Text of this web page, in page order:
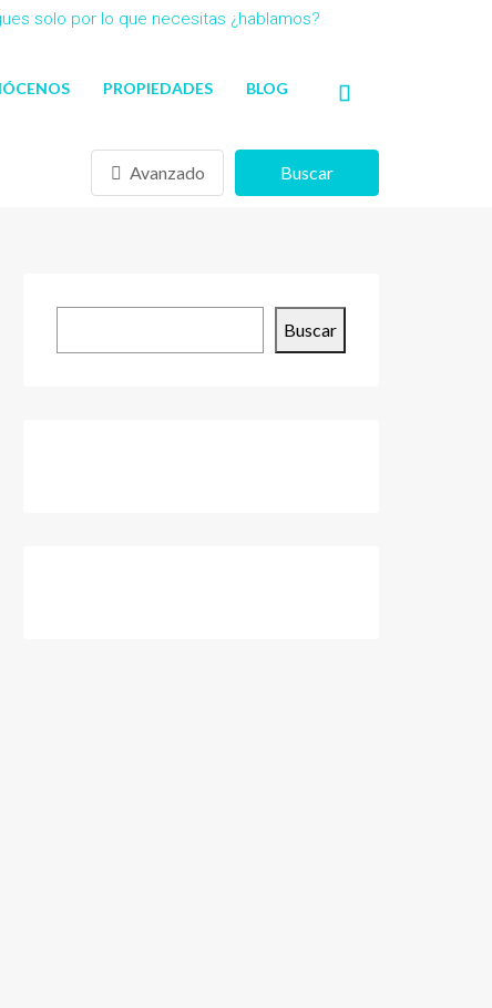
solo por lo que necesitas ¿hablamos?
PROPIEDADES BLOG
Avanzado Buscar
Buscar